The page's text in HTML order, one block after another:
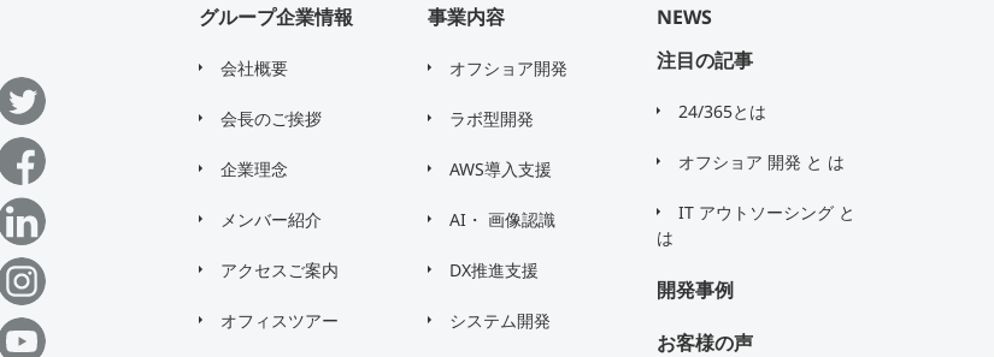
グループ企業情報
会社概要
会長のご挨拶
企業理念
メンバー紹介
アクセスご案内
オフィスツアー
事業内容
オフショア開発
ラボ型開発
AWS導入支援
AI・ 画像認識
DX推進支援
システム開発
NEWS
注目の記事
24/365とは
オフショア 開発 と は
IT アウトソーシング と
は
開発事例
お客様の声